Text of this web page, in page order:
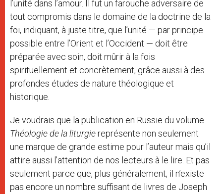
l’unité dans l’amour. Il fut un farouche adversaire de
tout compromis dans le domaine de la doctrine de la
foi, indiquant, à juste titre, que l’unité — par principe
possible entre l’Orient et l’Occident — doit être
préparée avec soin, doit mûrir à la fois
spirituellement et concrètement, grâce aussi à des
profondes études de nature théologique et
historique.
Je voudrais que la publication en Russie du volume
Théologie de la liturgiereprésente non seulement
une marque de grande estime pour l’auteur mais qu’il
attire aussi l’attention de nos lecteurs à le lire. Et pas
seulement parce que, plus généralement, il n’existe
pas encore un nombre suffisant de livres de Joseph